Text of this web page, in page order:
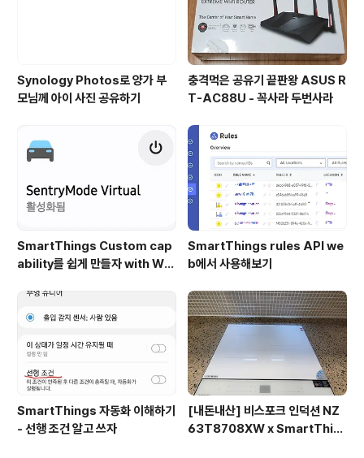
Synology Photos로 양가 부
모님께 아이 사진 공유하기
충격먹은 공유기 끝판왕 ASUS R
T-AC88U - 꼭사라 두번사라
SmartThings Custom cap
ability를 쉽게 만들자 with WE
SmartThings rules API we
b에서 사용해보기
SmartThings 자동화 이해하기
- 선행 조건 알고 쓰자
[내돈내산] 비스포크 인덕션 NZ
63T8708XW x SmartThin